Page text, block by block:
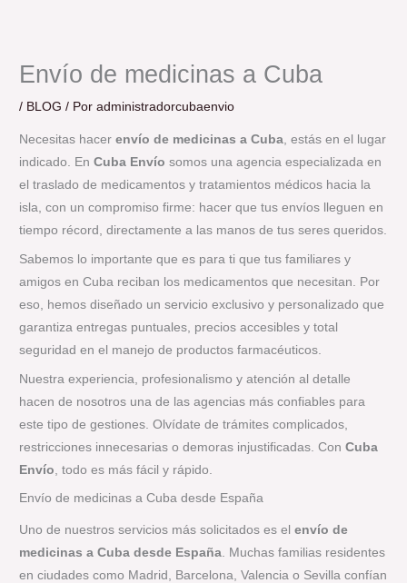
Envío de medicinas a Cuba
/ BLOG / Poradministradorcubaenvio
Necesitas hacer envío de medicinas a Cuba , estás en el lugar
indicado. EnCuba Envío somos una agencia especializada en
el traslado de medicamentos y tratamientos médicos hacia la
isla, con un compromiso firme: hacer que tus envíos lleguen en
tiempo récord, directamente a las manos de tus seres queridos.
Sabemos lo importante que es para ti que tus familiares y
amigos en Cuba reciban los medicamentos que necesitan. Por
eso, hemos diseñado un servicio exclusivo y personalizado que
garantiza entregas puntuales, precios accesibles y total
seguridad en el manejo de productos farmacéuticos.
Nuestra experiencia, profesionalismo y atención al detalle
hacen de nosotros una de las agencias más confiables para
este tipo de gestiones. Olvídate de trámites complicados,
restricciones innecesarias o demoras injustificadas. ConCuba
Envío , todo es más fácil y rápido.
Envío de medicinas a Cuba desde España
Uno de nuestros servicios más solicitados es elenvío de
medicinas a Cuba desde España . Muchas familias residentes
en ciudades como Madrid, Barcelona, Valencia o Sevilla confían